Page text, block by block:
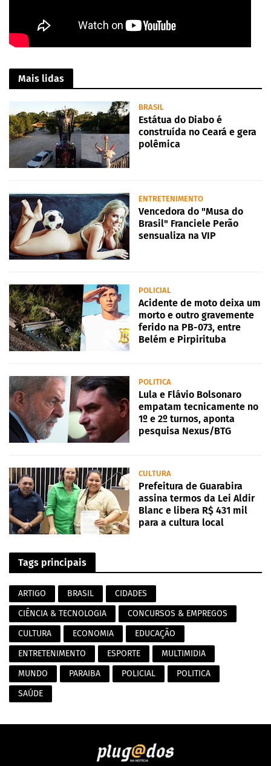
Mais lidas
BRASIL
Estátua do Diabo é
construída no Ceará e gera
polêmica
ENTRETENIMENTO
Vencedora do "Musa do
Brasil" Franciele Perão
sensualiza na VIP
POLICIAL
Acidente de moto deixa um
morto e outro gravemente
ferido na PB-073, entre
Belém e Pirpirituba
POLITICA
Lula e Flávio Bolsonaro
empatam tecnicamente no
1º e 2º turnos, aponta
pesquisa Nexus/BTG
CULTURA
Prefeitura de Guarabira
assina termos da Lei Aldir
Blanc e libera R$ 431 mil
para a cultura local
Tags principais
ARTIGO BRASIL
CIDADES
CIÊNCIA & TECNOLOGIA
CONCURSOS & EMPREGOS
CULTURA
ECONOMIA
EDUCAÇÃO
ENTRETENIMENTO
ESPORTE
MULTIMIDIA
MUNDO
PARAIBA POLICIAL
POLITICA
SAÚDE